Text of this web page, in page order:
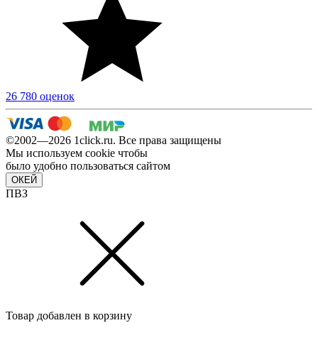
26 780 оценок
©2002—2026 1сlick.ru. Все права защищены
Мы используем cookie чтобы
было удобно пользоваться сайтом
ОКЕЙ
ПВЗ
Товар добавлен в корзину